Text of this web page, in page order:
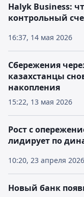
16:37, 14 мая 2026
Halyk Business:
контрольный
15:22, 13 мая 2026
Сбережения
казахстанцы
накопления
10:20, 23 апреля 2026
Рост с
лидирует по
Новый банк